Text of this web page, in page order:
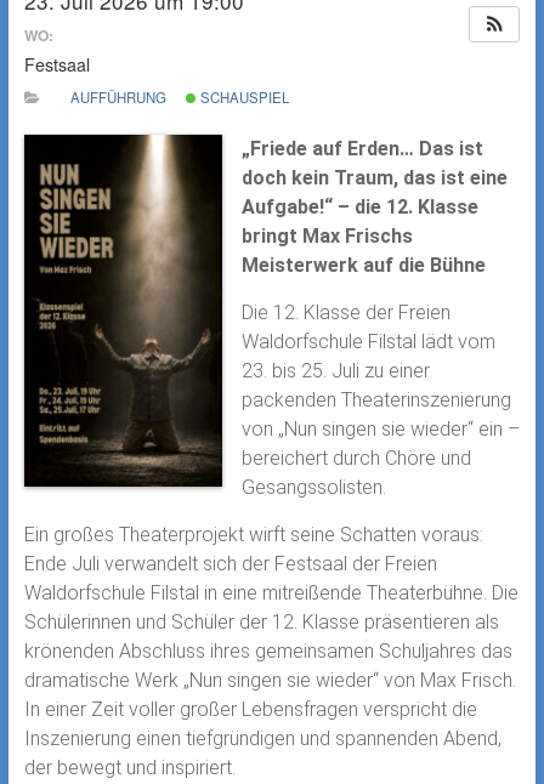
WO:
Festsaal
AUFFÜHRUNG SCHAUSPIEL
„Friede auf Erden… Das ist
doch kein Traum, das ist eine
Aufgabe!“ – die 12. Klasse
bringt Max Frischs
Meisterwerk auf die Bühne
Die 12. Klasse der Freien
Waldorfschule Filstal lädt vom
23. bis 25. Juli zu einer
packenden Theaterinszenierung
von „Nun singen sie wieder“ ein –
bereichert durch Chöre und
Gesangssolisten.
Ein großes Theaterprojekt wirft seine Schatten voraus:
Ende Juli verwandelt sich der Festsaal der Freien
Waldorfschule Filstal in eine mitreißende Theaterbühne. Die
Schülerinnen und Schüler der 12. Klasse präsentieren als
krönenden Abschluss ihres gemeinsamen Schuljahres das
dramatische Werk „Nun singen sie wieder“ von Max Frisch.
In einer Zeit voller großer Lebensfragen verspricht die
Inszenierung einen tiefgründigen und spannenden Abend,
der bewegt und inspiriert.